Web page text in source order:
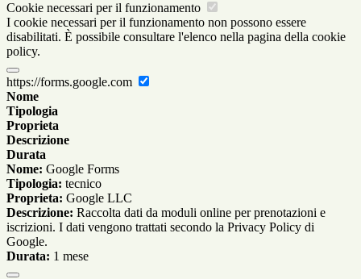
Cookie necessari per il funzionamento
I cookie necessari per il funzionamento non possono essere
disabilitati. È possibile consultare l'elenco nella pagina della cookie
policy.
https://forms.google.com
Nome
Tipologia
Proprieta
Descrizione
Durata
Nome: Google Forms
Tipologia: tecnico
Proprieta: Google LLC
Descrizione: Raccolta dati da moduli online per prenotazioni e
iscrizioni. I dati vengono trattati secondo la Privacy Policy di
Google.
Durata: 1 mese